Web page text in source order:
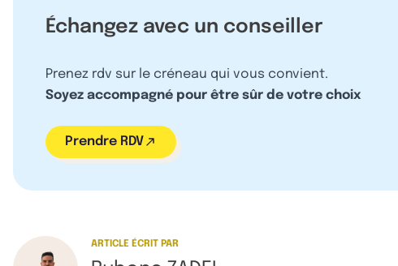
Échangez avec un conseiller
Prenez rdv sur le créneau qui vous convient.
Soyez accompagné pour être sûr de votre choix
Prendre RDV
ARTICLE ÉCRIT PAR